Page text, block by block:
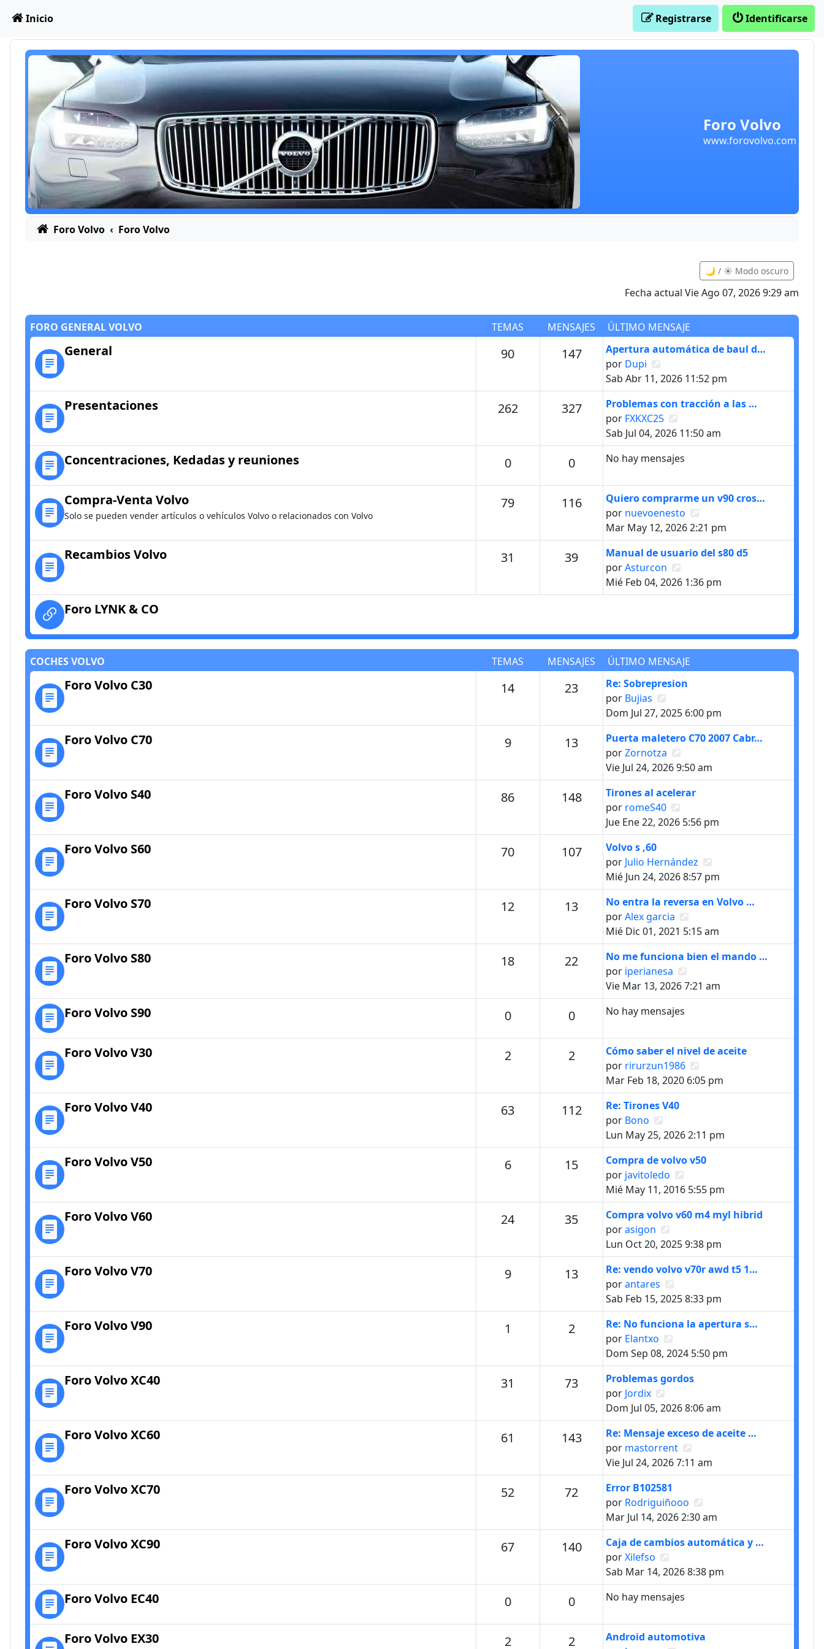
Obviar
Foro Volvo
www.forovolvo.com
Inicio Identificarse
Registrarse
Foro Volvo Foro Volvo
🌙 / ☀️ Modo oscuro
Fecha actual Vie Ago 07, 2026 9:29 am
FORO GENERAL VOLVO TEMAS MENSAJES ÚLTIMO MENSAJE
General 90Temas 147Mensajes
Último mensaje
Apertura automática de baul d…
por Dupi
Sab Abr 11, 2026 11:52 pm
Presentaciones 262Temas 327Mensajes
Último mensaje
Problemas con tracción a las …
por FXKXC25
Sab Jul 04, 2026 11:50 am
Concentraciones, Kedadas y reuniones 0Temas 0MensajesNo hay mensajes
Compra-Venta Volvo
Solo se pueden vender artículos o vehículos Volvo o relacionados con Volvo
79Temas 116Mensajes
Último mensaje
Quiero comprarme un v90 cros…
por nuevoenesto
Mar May 12, 2026 2:21 pm
Recambios Volvo 31 39MensajesÚltimo mensaje
Manual de usuario del s80 d5
porAsturcon
Mié Feb 04, 2026 1:36 pm
Foro LYNK & CO
COCHES VOLVO TEMAS MENSAJES ÚLTIMO MENSAJE
Foro Volvo C30 14Temas 23MensajesÚltimo mensaje
Re: Sobrepresion
por Bujias
Dom Jul 27, 2025 6:00 pm
Foro Volvo C70 9Temas 13MensajesÚltimo mensaje
Puerta maletero C70 2007 Cabr…
porZornotza
Vie Jul 24, 2026 9:50 am
Foro Volvo S40 86Temas 148Mensajes
Último mensaje
Tirones al acelerar
por romeS40
Jue Ene 22, 2026 5:56 pm
Foro Volvo S60 70Temas 107MensajesÚltimo mensaje
Volvo s ,60
por Julio Hernández
Mié Jun 24, 2026 8:57 pm
Foro Volvo S70 12Temas 13MensajesÚltimo mensaje
No entra la reversa en Volvo …
porAlex garcia
Mié Dic 01, 2021 5:15 am
Foro Volvo S80 18Temas 22MensajesÚltimo mensaje
No me funciona bien el mando …
por iperianesa
Vie Mar 13, 2026 7:21 am
Foro Volvo S90 0Temas 0MensajesNo hay mensajes
Foro Volvo V30 2Temas 2MensajesÚltimo mensaje
Cómo saber el nivel de aceite
por rirurzun1986
Mar Feb 18, 2020 6:05 pm
Foro Volvo V40 63Temas 112Mensajes
Último mensaje
Re: Tirones V40
por Bono
Lun May 25, 2026 2:11 pm
Foro Volvo V50 6Temas 15MensajesÚltimo mensaje
Compra de volvo v50
por javitoledo
Mié May 11, 2016 5:55 pm
Foro Volvo V60 24Temas 35MensajesÚltimo mensaje
Compra volvo v60 m4 myl hibrid
porasigon
Lun Oct 20, 2025 9:38 pm
Foro Volvo V70 9Temas 13MensajesÚltimo mensaje
Re: vendo volvo v70r awd t5 1…
porantares
Sab Feb 15, 2025 8:33 pm
Foro Volvo V90 1 2MensajesÚltimo mensaje
Re: No funciona la apertura s…
por Elantxo
Dom Sep 08, 2024 5:50 pm
Foro Volvo XC40 31 73MensajesÚltimo mensaje
Problemas gordos
por Jordix
Dom Jul 05, 2026 8:06 am
Foro Volvo XC60 61 143Mensajes
Último mensaje
Re: Mensaje exceso de aceite …
por mastorrent
Vie Jul 24, 2026 7:11 am
Foro Volvo XC70 52Temas 72MensajesÚltimo mensaje
Error B102581
por Rodriguiñooo
Mar Jul 14, 2026 2:30 am
Foro Volvo XC90 67Temas 140Mensajes
Último mensaje
Caja de cambios automática y …
porXilefso
Sab Mar 14, 2026 8:38 pm
Foro Volvo EC40 0Temas 0MensajesNo hay mensajes
Foro Volvo EX30 2Temas 2MensajesÚltimo mensaje
Android automotiva